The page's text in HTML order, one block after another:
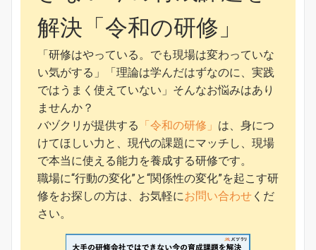
解決「令和の研修」
「研修はやっている。でも現場は変わっていな
い気がする」「理論は学んだはずなのに、実践
ではうまく使えていない」そんなお悩みはあり
ませんか？
バヅクリが提供する 「令和の研修」 は、身につ
けてほしい力と、現代の課題にマッチし、現場
で本当に使える能力を養成する研修です。
職場に“行動の変化”と“関係性の変化”を起こす研
修をお探しの方は、お気軽にお問い合わせ くだ
さい。